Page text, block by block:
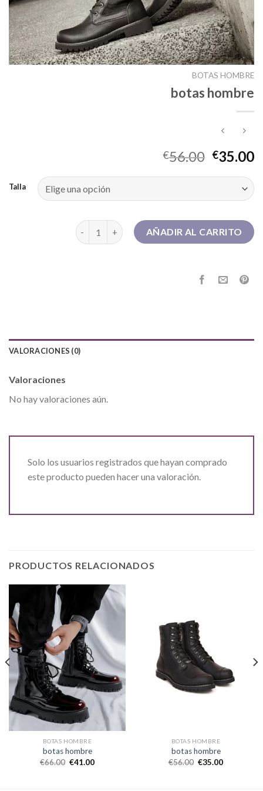
BOTAS HOMBRE
botas hombre
€56.00 €35.00
Talla
botas hombre cantidadAÑADIR AL CARRITO
VALORACIONES (0)
Valoraciones
No hay valoraciones aún.
Solo los usuarios registrados que hayan comprado
este producto pueden hacer una valoración.
PRODUCTOS RELACIONADOS
BOTAS HOMBRE
botas hombre
€66.00 €41.00
BOTAS HOMBRE
botas hombre
€56.00 €35.00